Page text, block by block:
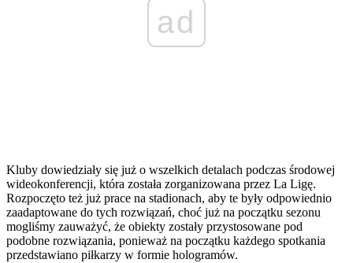
ad
Kluby dowiedziały się już o wszelkich detalach podczas środowej
wideokonferencji, która została zorganizowana przez La Ligę.
Rozpoczęto też już prace na stadionach, aby te były odpowiednio
zaadaptowane do tych rozwiązań, choć już na początku sezonu
mogliśmy zauważyć, że obiekty zostały przystosowane pod
podobne rozwiązania, ponieważ na początku każdego spotkania
przedstawiano piłkarzy w formie hologramów.